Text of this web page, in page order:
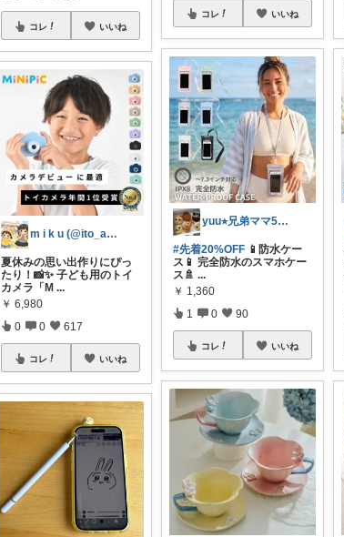
コレ いいね
m i k u (@ito_aya16)
夏休みの思い出作りにぴっ
たり！📸✨ 子ども用のトイ
カメラ「M ...
￥ 6,980
0 0 617
コレ いいね
コレ いいね
yuu⭐︎兄弟ママ5日感謝です💐
#先着20%OFF 📱防水ケー
ス📱 完全防水のスマホケー
ス🚿...
￥ 1,360
1 0 90
コレ いいね